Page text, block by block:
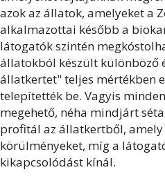
azok az állatok, amelyeket a
alkalmazottai később a
látogatók szintén
állatokból készült különböző
állatkertet" teljes mértékben
telepítették be. Vagyis
megehető, néha mindjárt
profitál az állatkertből,
körülményeket, míg a
kikapcsolódást kínál.